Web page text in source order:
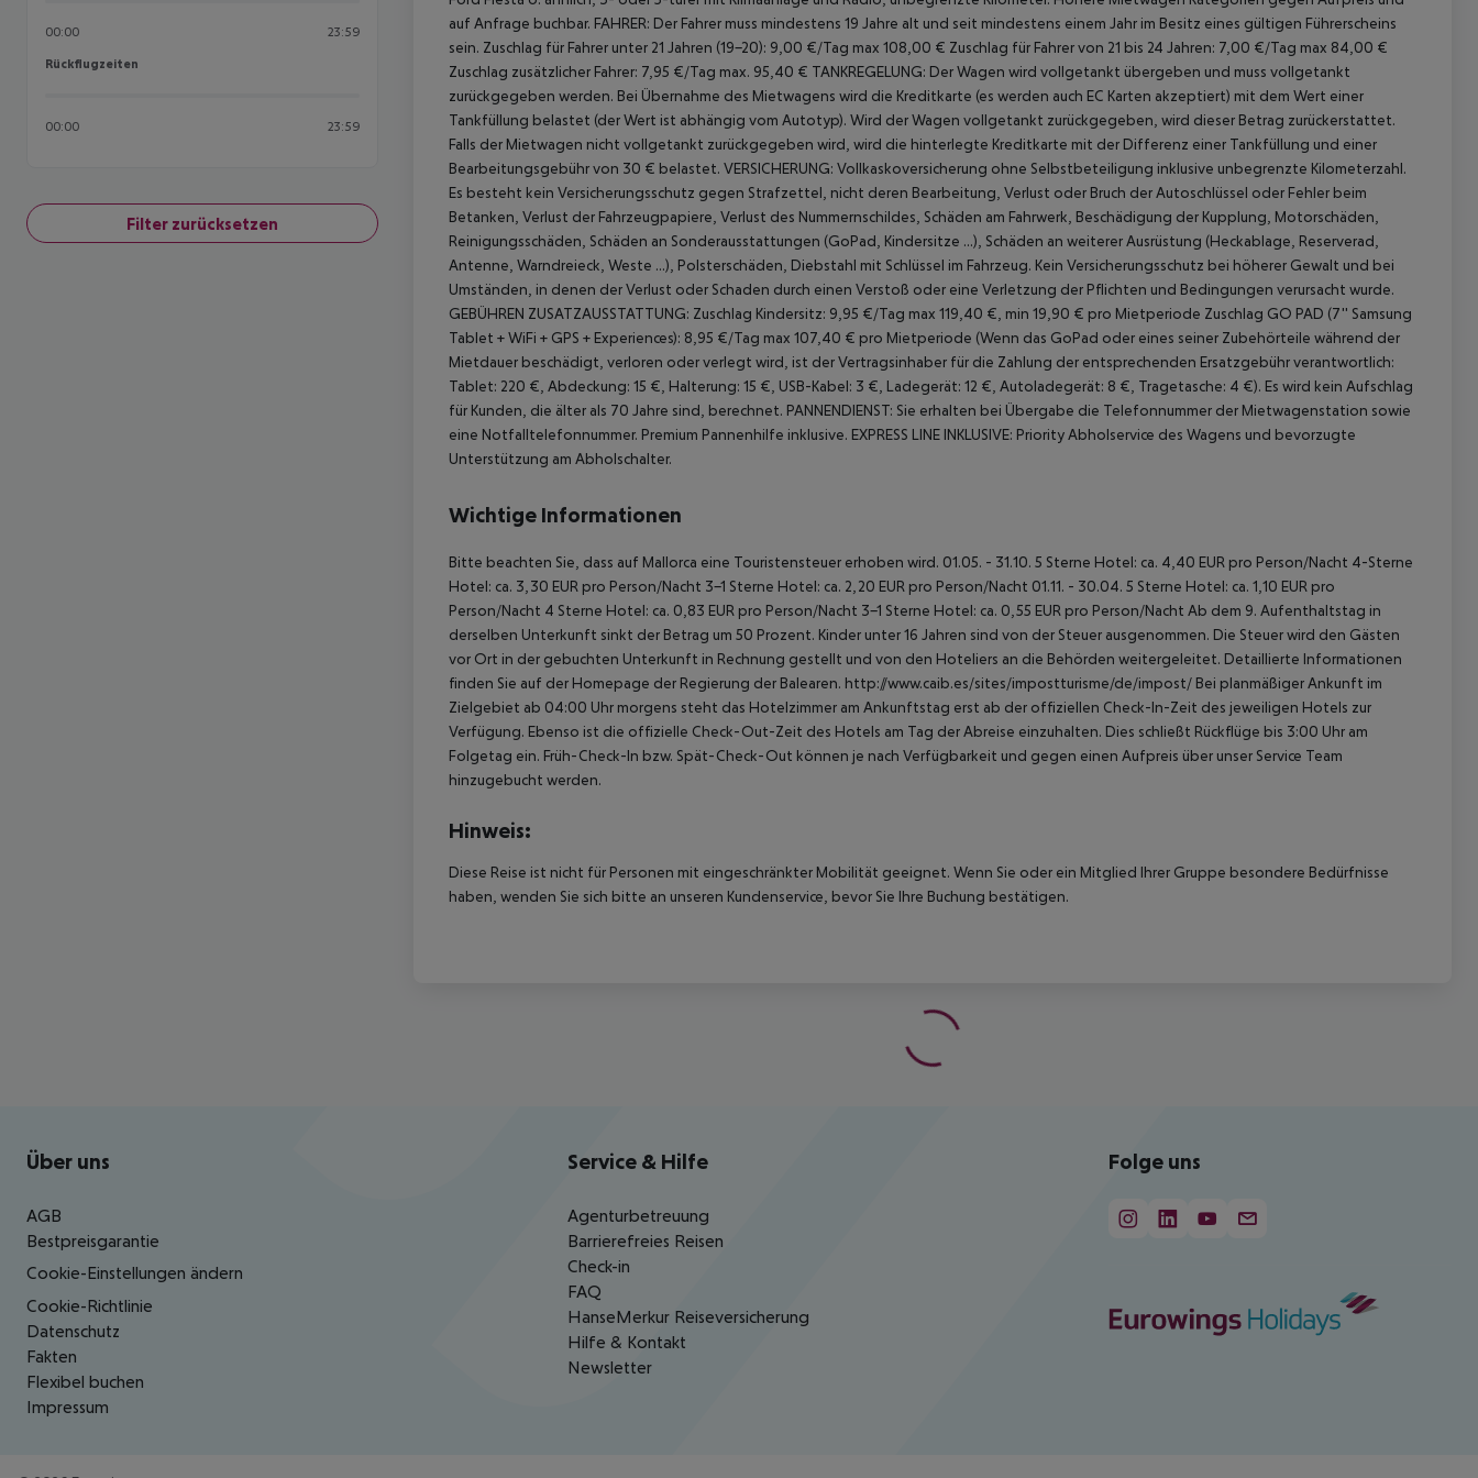
00:00 23:59
Rückflugzeiten
Rückflugzeiten
00:00 23:59
Filter zurücksetzen
auf Anfrage buchbar. FAHRER: Der Fahrer muss mindestens 19 Jahre alt und seit mindestens einem Jahr im Besitz eines gültigen Führerscheins
sein. Zuschlag für Fahrer unter 21 Jahren (19-20): 9,00 €/Tag max 108,00 € Zuschlag für Fahrer von 21 bis 24 Jahren: 7,00 €/Tag max 84,00 €
Zuschlag zusätzlicher Fahrer: 7,95 €/Tag max. 95,40 € TANKREGELUNG: Der Wagen wird vollgetankt übergeben und muss vollgetankt
zurückgegeben werden. Bei Übernahme des Mietwagens wird die Kreditkarte (es werden auch EC Karten akzeptiert) mit dem Wert einer
Tankfüllung belastet (der Wert ist abhängig vom Autotyp). Wird der Wagen vollgetankt zurückgegeben, wird dieser Betrag zurückerstattet.
Falls der Mietwagen nicht vollgetankt zurückgegeben wird, wird die hinterlegte Kreditkarte mit der Differenz einer Tankfüllung und einer
Bearbeitungsgebühr von 30 € belastet. VERSICHERUNG: Vollkaskoversicherung ohne Selbstbeteiligung inklusive unbegrenzte Kilometerzahl.
Es besteht kein Versicherungsschutz gegen Strafzettel, nicht deren Bearbeitung, Verlust oder Bruch der Autoschlüssel oder Fehler beim
Betanken, Verlust der Fahrzeugpapiere, Verlust des Nummernschildes, Schäden am Fahrwerk, Beschädigung der Kupplung, Motorschäden,
Reinigungsschäden, Schäden an Sonderausstattungen (GoPad, Kindersitze ...), Schäden an weiterer Ausrüstung (Heckablage, Reserverad,
Antenne, Warndreieck, Weste ...), Polsterschäden, Diebstahl mit Schlüssel im Fahrzeug. Kein Versicherungsschutz bei höherer Gewalt und bei
Umständen, in denen der Verlust oder Schaden durch einen Verstoß oder eine Verletzung der Pflichten und Bedingungen verursacht wurde.
GEBÜHREN ZUSATZAUSSTATTUNG: Zuschlag Kindersitz: 9,95 €/Tag max 119,40 €, min 19,90 € pro Mietperiode Zuschlag GO PAD (7'' Samsung
Tablet + WiFi + GPS + Experiences): 8,95 €/Tag max 107,40 € pro Mietperiode (Wenn das GoPad oder eines seiner Zubehörteile während der
Mietdauer beschädigt, verloren oder verlegt wird, ist der Vertragsinhaber für die Zahlung der entsprechenden Ersatzgebühr verantwortlich:
Tablet: 220 €, Abdeckung: 15 €, Halterung: 15 €, USB-Kabel: 3 €, Ladegerät: 12 €, Autoladegerät: 8 €, Tragetasche: 4 €). Es wird kein Aufschlag
für Kunden, die älter als 70 Jahre sind, berechnet. PANNENDIENST: Sie erhalten bei Übergabe die Telefonnummer der Mietwagenstation sowie
eine Notfalltelefonnummer. Premium Pannenhilfe inklusive. EXPRESS LINE INKLUSIVE: Priority Abholservice des Wagens und bevorzugte
Unterstützung am Abholschalter.
Wichtige Informationen
Bitte beachten Sie, dass auf Mallorca eine Touristensteuer erhoben wird. 01.05. - 31.10. 5 Sterne Hotel: ca. 4,40 EUR pro Person/Nacht 4-Sterne
Hotel: ca. 3,30 EUR pro Person/Nacht 3-1 Sterne Hotel: ca. 2,20 EUR pro Person/Nacht 01.11. - 30.04. 5 Sterne Hotel: ca. 1,10 EUR pro
Person/Nacht 4 Sterne Hotel: ca. 0,83 EUR pro Person/Nacht 3-1 Sterne Hotel: ca. 0,55 EUR pro Person/Nacht Ab dem 9. Aufenthaltstag in
derselben Unterkunft sinkt der Betrag um 50 Prozent. Kinder unter 16 Jahren sind von der Steuer ausgenommen. Die Steuer wird den Gästen
vor Ort in der gebuchten Unterkunft in Rechnung gestellt und von den Hoteliers an die Behörden weitergeleitet. Detaillierte Informationen
finden Sie auf der Homepage der Regierung der Balearen. http://www.caib.es/sites/impostturisme/de/impost/ Bei planmäßiger Ankunft im
Zielgebiet ab 04:00 Uhr morgens steht das Hotelzimmer am Ankunftstag erst ab der offiziellen Check-In-Zeit des jeweiligen Hotels zur
Verfügung. Ebenso ist die offizielle Check-Out-Zeit des Hotels am Tag der Abreise einzuhalten. Dies schließt Rückflüge bis 3:00 Uhr am
Folgetag ein. Früh-Check-In bzw. Spät-Check-Out können je nach Verfügbarkeit und gegen einen Aufpreis über unser Service Team
hinzugebucht werden.
Hinweis:
Diese Reise ist nicht für Personen mit eingeschränkter Mobilität geeignet. Wenn Sie oder ein Mitglied Ihrer Gruppe besondere Bedürfnisse
haben, wenden Sie sich bitte an unseren Kundenservice, bevor Sie Ihre Buchung bestätigen.
Footer navigation
Über uns
AGB
Bestpreisgarantie
Cookie-Einstellungen ändern
Cookie-Richtlinie
Datenschutz
Fakten
Flexibel buchen
Impressum
Service & Hilfe
Agenturbetreuung
Barrierefreies Reisen
Check-in
FAQ
HanseMerkur Reiseversicherung
Hilfe & Kontakt
Newsletter
Folge uns